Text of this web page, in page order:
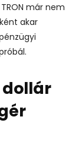
már nem
akar
dollár